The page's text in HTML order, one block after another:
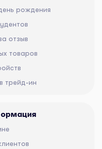
рождения
отзыв
товаров
трейд-ин